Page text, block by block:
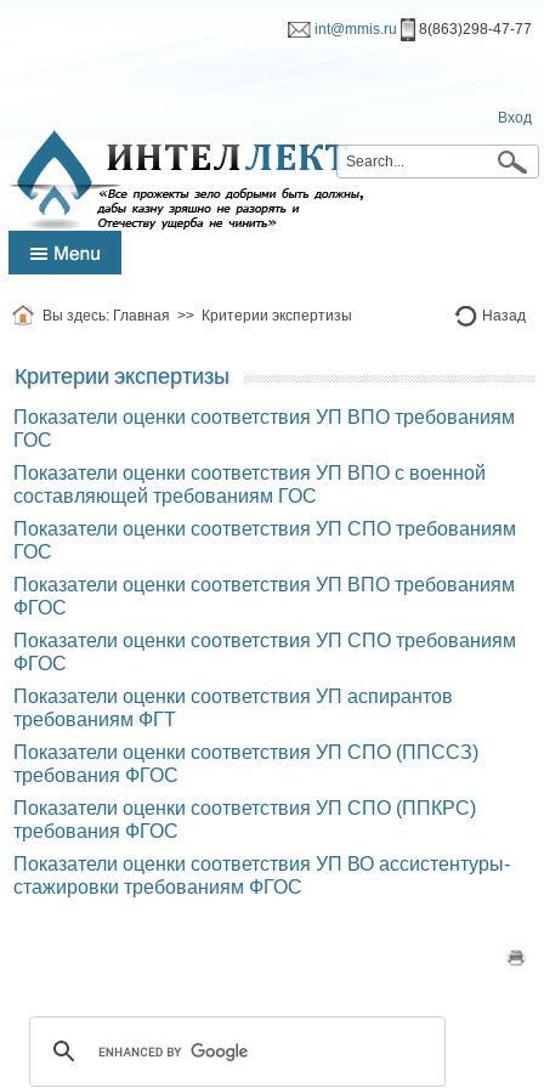
int@mmis.ru 8(863)298-47-77
Вход
Вы здесь: Главная >> Критерии экспертизы Назад
Критерии экспертизы
Показатели оценки соответствия УП ВПО требованиям
ГОС
Показатели оценки соответствия УП ВПО с военной
составляющей требованиям ГОС
Показатели оценки соответствия УП СПО требованиям
ГОС
Показатели оценки соответствия УП ВПО требованиям
ФГОС
Показатели оценки соответствия УП CПО требованиям
ФГОС
Показатели оценки соответствия УП аспирантов
требованиям ФГТ
Показатели оценки соответствия УП СПО (ППССЗ)
требования ФГОС
Показатели оценки соответствия УП СПО (ППКРС)
требования ФГОС
Показатели оценки соответствия УП ВО ассистентуры-
стажировки требованиям ФГОС